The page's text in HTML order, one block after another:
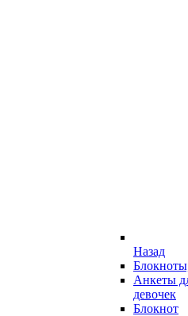
Назад
Анкеты
девочек
Блокнот